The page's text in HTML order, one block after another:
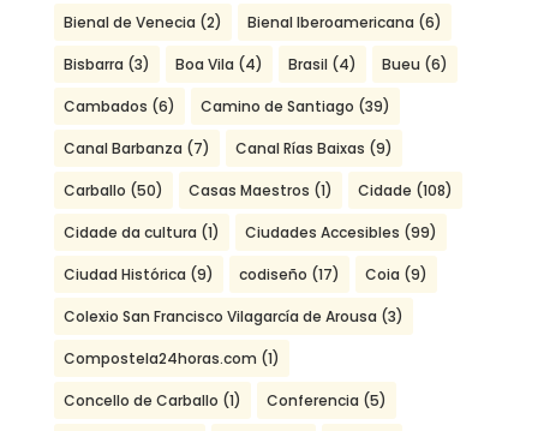
Bienal de Venecia (2) Bienal Iberoamericana (6)
Bisbarra (3) Boa Vila (4) Brasil (4) Bueu (6)
Cambados (6) Camino de Santiago (39)
Canal Barbanza (7) Canal Rías Baixas (9)
Carballo (50) Casas Maestros (1) Cidade (108)
Cidade da cultura (1) Ciudades Accesibles (99)
Ciudad Histórica (9) codiseño (17) Coia (9)
Colexio San Francisco Vilagarcía de Arousa (3)
Compostela24horas.com (1)
Concello de Carballo (1) Conferencia (5)